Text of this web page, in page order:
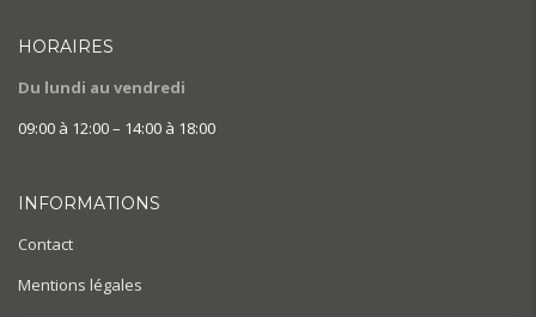
HORAIRES
Du lundi au vendredi
09:00 à 12:00 – 14:00 à 18:00
INFORMATIONS
Contact
Mentions légales